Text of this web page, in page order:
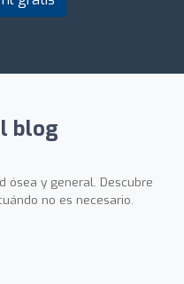
blog
ósea y general. Descubre
no es necesario.